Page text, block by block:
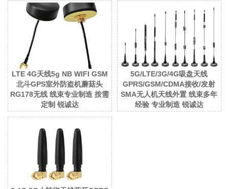
LTE 4G天线5g NB WIFI GSM
北斗GPS室外防盗机蘑菇头
RG178无线 线束专业制造 按需
定制 锐诚达
5G/LTE/3G/4G吸盘天线
GPRS/GSM/CDMA接收/发射
SMA无人机天线外置 线束多年
经验 专业制造 锐诚达